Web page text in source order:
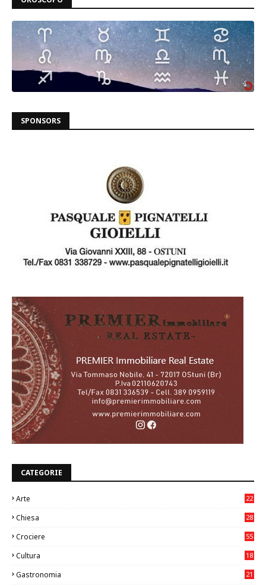
SPONSORS
CATEGORIE
Arte
22
Chiesa
28
Crociere 55
Cultura
18
Gastronomia
21